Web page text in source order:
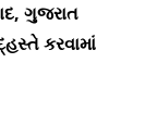
ગુજરાત
કરવામાં